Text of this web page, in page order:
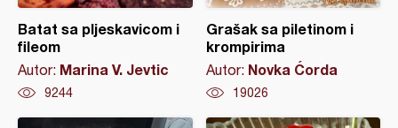
Batat sa pljeskavicom i
fileom
Autor: Marina V. Jevtic
9244
Grašak sa piletinom i
krompirima
Autor: Novka Ćorda
19026